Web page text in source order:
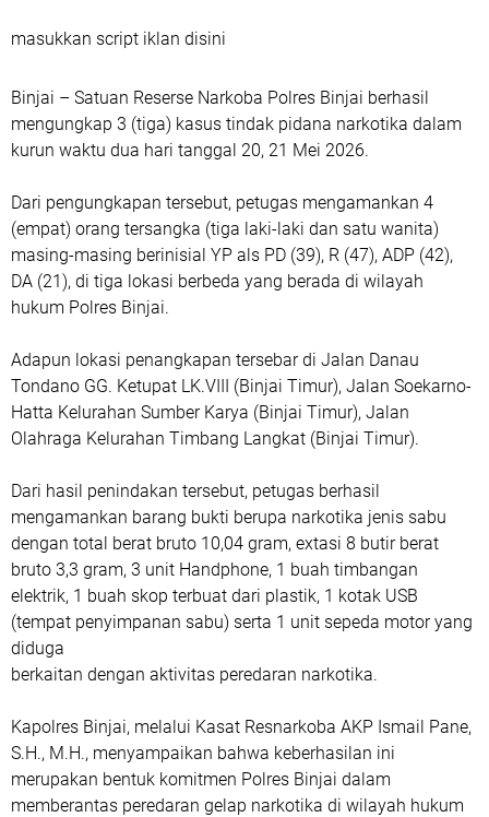
masukkan script iklan disini
‎Binjai – Satuan Reserse Narkoba Polres Binjai berhasil
mengungkap 3 (tiga) kasus tindak pidana narkotika dalam
kurun waktu dua hari tanggal 20, 21 Mei 2026.
‎Dari pengungkapan tersebut, petugas mengamankan 4
(empat) orang tersangka (tiga laki-laki dan satu wanita)
masing-masing berinisial YP als PD (39), R (47), ADP (42),
DA (21), di tiga lokasi berbeda yang berada di wilayah
hukum Polres Binjai.
‎Adapun lokasi penangkapan tersebar di Jalan Danau
Tondano GG. Ketupat LK.VIII (Binjai Timur), Jalan Soekarno-
Hatta Kelurahan Sumber Karya (Binjai Timur), Jalan
Olahraga Kelurahan Timbang Langkat (Binjai Timur).
‎Dari hasil penindakan tersebut, petugas berhasil
mengamankan barang bukti berupa narkotika jenis sabu
dengan total berat bruto 10,04 gram, extasi 8 butir berat
bruto 3,3 gram, 3 unit Handphone, 1 buah timbangan
elektrik, 1 buah skop terbuat dari plastik, 1 kotak USB
(tempat penyimpanan sabu) serta 1 unit sepeda motor yang
diduga
‎berkaitan dengan aktivitas peredaran narkotika.
‎Kapolres Binjai, melalui Kasat Resnarkoba AKP Ismail Pane,
S.H., M.H., menyampaikan bahwa keberhasilan ini
merupakan bentuk komitmen Polres Binjai dalam
memberantas peredaran gelap narkotika di wilayah hukum